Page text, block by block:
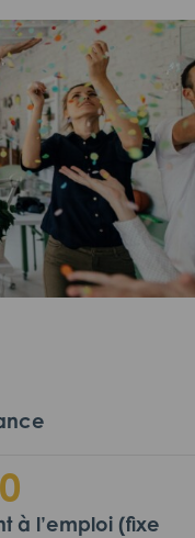
à l’emploi (fixe